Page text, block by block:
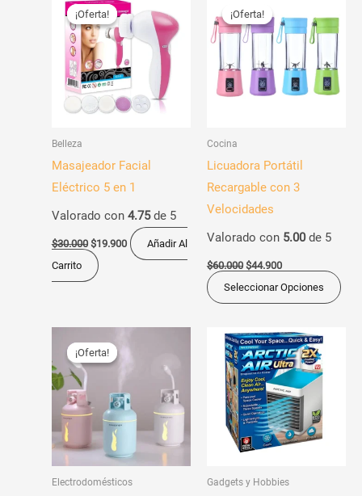
¡Oferta!
¡Oferta!
Belleza
Masajeador Facial
Eléctrico 5 en 1
Valorado con 4.75de 5
$30.000
precio
original
era:
$30.000.
$19.900
precio
actual
es:
$19.900.
Añadir Al
Carrito
¡Oferta!
¡Oferta!
Cocina
Licuadora Portátil
Recargable con 3
Velocidades
Valorado con 5.00de 5
$60.000
precio
original
era:
$44.900
actual
es:
$44.900.
Seleccionar Opciones
de
¡Oferta!
¡Oferta!
Electrodomésticos
precio
original
$79.900.
producto
múltiples
variantes.
opciones
Gadgets y Hobbies